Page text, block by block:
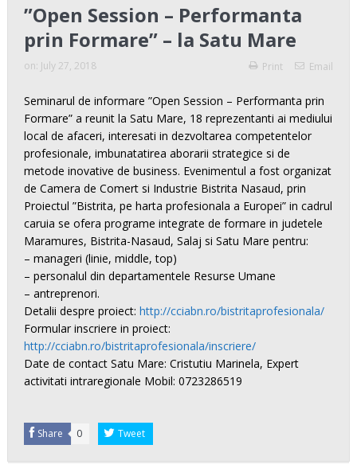
”Open Session – Performanta
prin Formare” – la Satu Mare
on: July 27, 2018 Print Email
Seminarul de informare ”Open Session – Performanta prin
Formare” a reunit la Satu Mare, 18 reprezentanti ai mediului
local de afaceri, interesati in dezvoltarea competentelor
profesionale, imbunatatirea aborarii strategice si de
metode inovative de business. Evenimentul a fost organizat
de Camera de Comert si Industrie Bistrita Nasaud, prin
Proiectul ”Bistrita, pe harta profesionala a Europei” in cadrul
caruia se ofera programe integrate de formare in judetele
Maramures, Bistrita-Nasaud, Salaj si Satu Mare pentru:
– manageri (linie, middle, top)
– personalul din departamentele Resurse Umane
– antreprenori.
Detalii despre proiect: http://cciabn.ro/bistritaprofesionala/
Formular inscriere in proiect:
http://cciabn.ro/bistritaprofesionala/inscriere/
Date de contact Satu Mare: Cristutiu Marinela, Expert
activitati intraregionale Mobil: 0723286519
Share 0 Tweet